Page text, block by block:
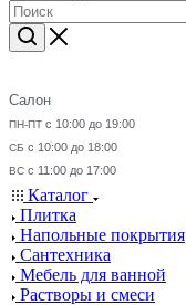
Салон
ПН-ПТ с 10:00 до 19:00
СБ с 10:00 до 18:00
ВС с 11:00 до 17:00
Каталог
Плитка
Напольные покрытия
Сантехника
Мебель для ванной
Растворы и смеси